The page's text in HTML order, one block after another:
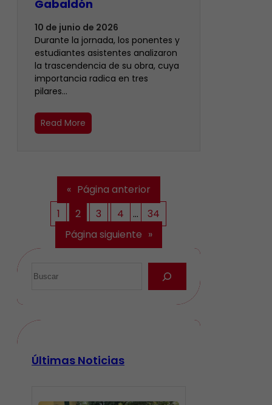
Gabaldón
10 de junio de 2026
Durante la jornada, los ponentes y
estudiantes asistentes analizaron
la trascendencia de su obra, cuya
importancia radica en tres
pilares…
Read More
« Página anterior
1
2 3 4 …
34
Página siguiente »
Últimas Noticias